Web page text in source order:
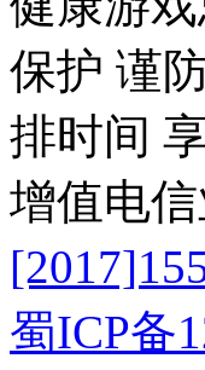
保护 谨
排时间
增值电
蜀ICP备